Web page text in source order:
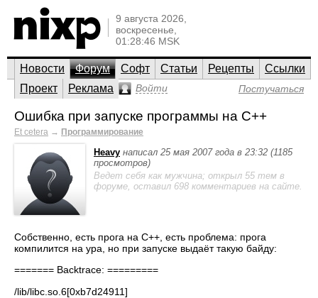
9 августа 2026,
воскресенье,
01:28:46 MSK
Новости Форум Софт Статьи Рецепты
Ссылки
Проект
Реклама Войти Постучаться
Ошибка при запуске программы на C++
Et cetera → Программирование
Heavy написал 25 мая 2007 года в 23:32 (1185
просмотров)
Ведет себя как мужчина; открыл 55 тем в
форуме, оставил 698 комментариев на сайте.
Собственно, есть прога на C++, есть проблема: прога
компилится на ура, но при запуске выдаёт такую байду:
======= Backtrace: =========
/lib/libc.so.6[0xb7d24911]